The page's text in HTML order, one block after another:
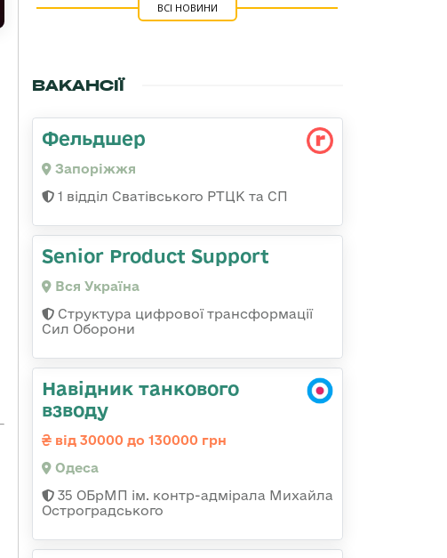
ВСІ НОВИНИ
ВАКАНСІЇ
Фельдшер
Запоріжжя
1 відділ Сватівського РТЦК та СП
Senior Product Support
Вся Україна
Структура цифрової трансформації
Сил Оборони
Навідник танкового
взводу
від 30000 до 130000 грн
Одеса
35 ОБрМП ім. контр-адмірала Михайла
Остроградського